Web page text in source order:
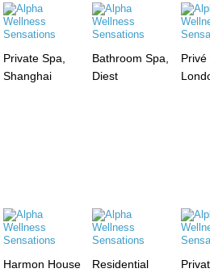
Private Spa,
Shanghai
Bathroom Spa,
Diest
Privé
Harmon House
Residential